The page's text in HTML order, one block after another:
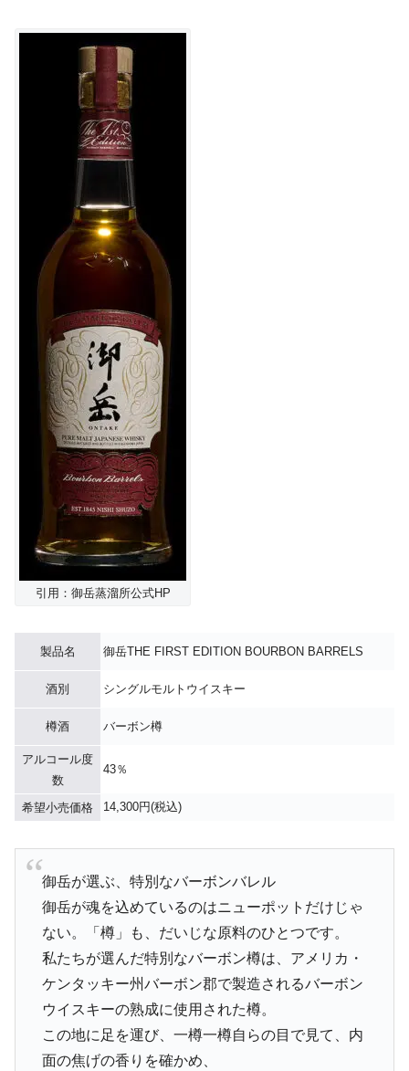
引用：御岳蒸溜所公式HP
製品名 御岳THE FIRST EDITION BOURBON BARRELS
酒別 シングルモルトウイスキー
樽酒 バーボン樽
アルコール度
数
43％
希望小売価格 14,300円(税込)
御岳が選ぶ、特別なバーボンバレル
御岳が魂を込めているのはニューポットだけじゃ
ない。「樽」も、だいじな原料のひとつです。
私たちが選んだ特別なバーボン樽は、アメリカ・
ケンタッキー州バーボン郡で製造されるバーボン
ウイスキーの熟成に使用された樽。
この地に足を運び、一樽一樽自らの目で見て、内
面の焦げの香りを確かめ、